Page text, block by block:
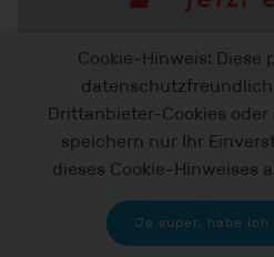
Cookie-Hinweis: Diese
Drittanbieter-Cookies oder
speichern nur Ihr
dieses Cookie-Hinweises
Ja super, habe ich